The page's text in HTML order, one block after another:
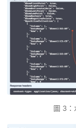
圖 3：